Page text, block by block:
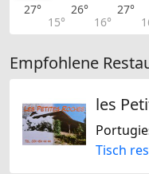
27°
15°
26°
16°
27°
Empfohlene
les
Tisch